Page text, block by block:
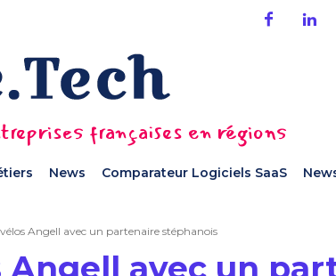
françaises en régions
News Comparateur Logiciels SaaS
vélos Angell avec un partenaire stéphanois
Angell avec un